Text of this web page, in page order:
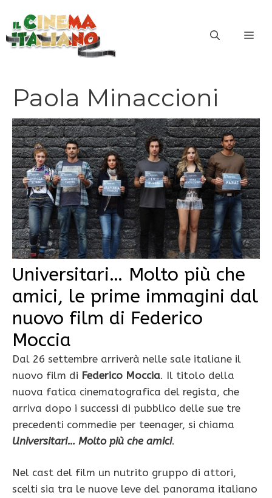
contenuto
Paola Minaccioni
Universitari… Molto più che
amici, le prime immagini dal
nuovo film di Federico
Moccia
Dal 26 settembre arriverà nelle sale italiane il
nuovo film di Federico Moccia. Il titolo della
nuova fatica cinematografica del regista, che
arriva dopo i successi di pubblico delle sue tre
precedenti commedie per teenager, si chiama
Universitari… Molto più che amici.
Nel cast del film un nutrito gruppo di attori,
scelti sia tra le nuove leve del panorama italiano